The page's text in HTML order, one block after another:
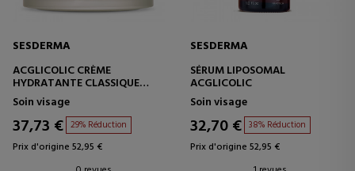
SESDERMA
ACGLICOLIC CRÈME
HYDRATANTE CLASSIQUE
SPF15
Soin visage
37,73 € 29% Réduction
Prix d'origine 52,95 €
SESDERMA
SÉRUM LIPOSOMAL
ACGLICOLIC
Soin visage
32,70 € 38% Réduction
Prix d'origine 52,95 €